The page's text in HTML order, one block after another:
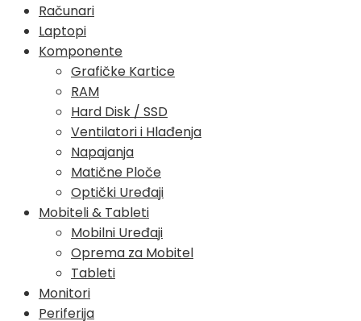
Računari
Laptopi
Komponente
Grafičke Kartice
RAM
Hard Disk / SSD
Ventilatori i Hlađenja
Napajanja
Matične Ploče
Optički Uređaji
Mobiteli & Tableti
Mobilni Uređaji
Oprema za Mobitel
Tableti
Monitori
Periferija